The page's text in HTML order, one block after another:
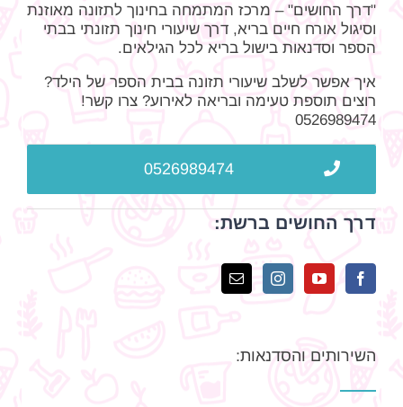
"דרך החושים" – מרכז המתמחה בחינוך לתזונה מאוזנת
וסיגול אורח חיים בריא, דרך שיעורי חינוך תזונתי בבתי
הספר וסדנאות בישול בריא לכל הגילאים.
איך אפשר לשלב שיעורי תזונה בבית הספר של הילד?
רוצים תוספת טעימה ובריאה לאירוע? צרו קשר!
0526989474
0526989474
דרך החושים ברשת:
השירותים והסדנאות: